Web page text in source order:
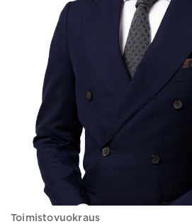
Toimistovuokraus